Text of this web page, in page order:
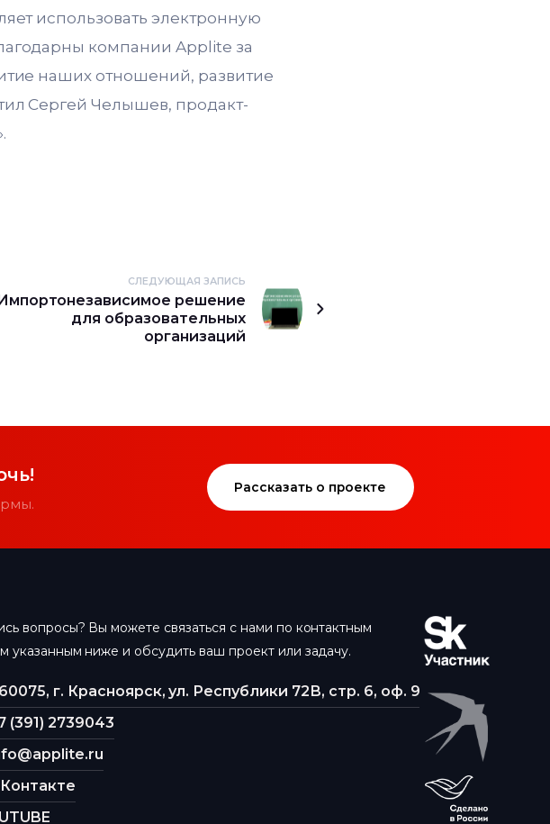
использовать электронную
компании Applite за
наших отношений, развитие
Сергей Челышев, продакт-
СЛЕДУЮЩАЯ ЗАПИСЬ
решение
для образовательных
организаций
Рассказать о проекте
вопросы? Вы можете связаться с нами по контактным
указанным ниже и обсудить ваш проект или задачу.
г. Красноярск, ул. Республики 72В, стр. 6, оф. 9
(391) 2739043